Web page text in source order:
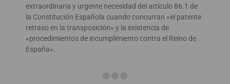
extraordinaria y urgente necesidad del artículo 86.1 de
la Constitución Española cuando concurran «el patente
retraso en la transposición» y la existencia de
«procedimientos de incumplimiento contra el Reino de
España».